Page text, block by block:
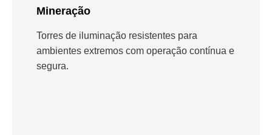
Mineração
Torres de iluminação resistentes para
ambientes extremos com operação contínua e
segura.